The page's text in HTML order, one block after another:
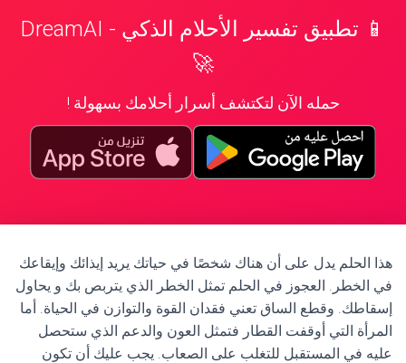
📱 تطبيق تفسير الأحلام الذكي - DreamAI
🚀
حمله الآن لتكتشف أسرار أحلامك بسهولة !
هذا الحلم يدل على أن هناك شخصًا في حياتك يريد إيذائك وإيقاعك
في الخطر. العجوز في الحلم تمثل الخطر الذي يتربص بك و يحاول
إسقاطك. وقطع الساق تعني فقدان القوة والتوازن في الحياة. أما
المرأة التي أوقفت القطار فتمثل العون والدعم الذي ستحصل
عليه في المستقبل للتغلب على الصعاب. يجب عليك أن تكون